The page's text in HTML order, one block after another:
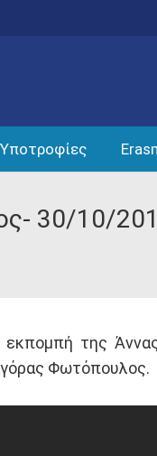
Υποτροφίες
30/10/
της
Φωτόπουλος.